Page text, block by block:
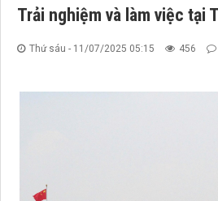
Trải nghiệm và làm việc tại
Thứ sáu - 11/07/2025 05:15 456